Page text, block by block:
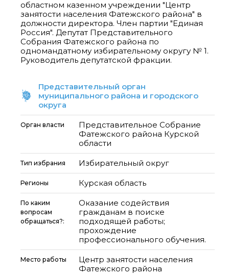
областном казенном учреждении "Центр
занятости населения Фатежского района" в
должности директора. Член партии "Единая
Россия". Депутат Представительного
Собрания Фатежского района по
одномандатному избирательному округу № 1.
Руководитель депутатской фракции.
Представительный орган
муниципального района и городского
округа
Орган власти
Представительное Собрание
Фатежского района Курской
области
Тип избрания Избирательный округ
Регионы Курская область
По каким
вопросам
обращаться?:
Оказание содействия
гражданам в поиске
подходящей работы;
прохождение
профессионального обучения.
Место работы
Центр занятости населения
Фатежского района